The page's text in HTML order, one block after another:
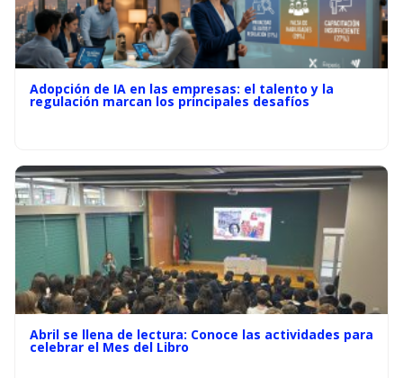
Adopción de IA en las empresas: el talento y la
regulación marcan los principales desafíos
Abril se llena de lectura: Conoce las actividades para
celebrar el Mes del Libro